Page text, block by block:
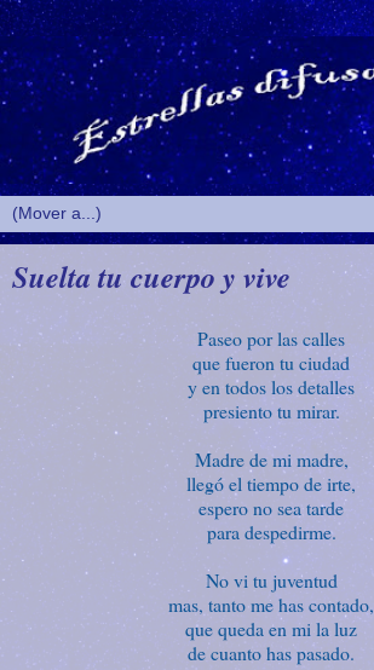
Suelta tu cuerpo y vive
Paseo por las calles
que fueron tu ciudad
y en todos los detalles
presiento tu mirar.
Madre de mi madre,
llegó el tiempo de irte,
espero no sea tarde
para despedirme.
No vi tu juventud
mas, tanto me has contado,
que queda en mi la luz
de cuanto has pasado.